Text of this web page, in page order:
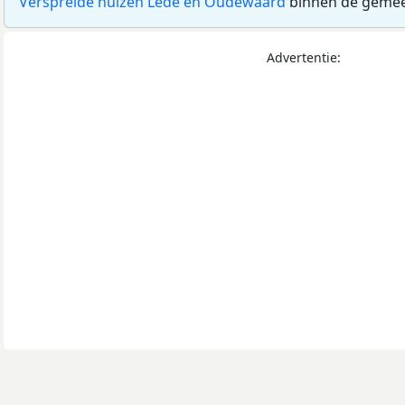
Advertentie: